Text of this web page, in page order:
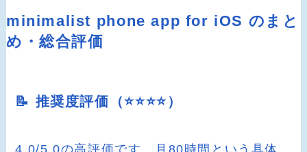
minimalist phone app for iOS のまと
め・総合評価
📝 推奨度評価（⭐️⭐️⭐️⭐️）
4.0/5.0の高評価です。月80時間という具体